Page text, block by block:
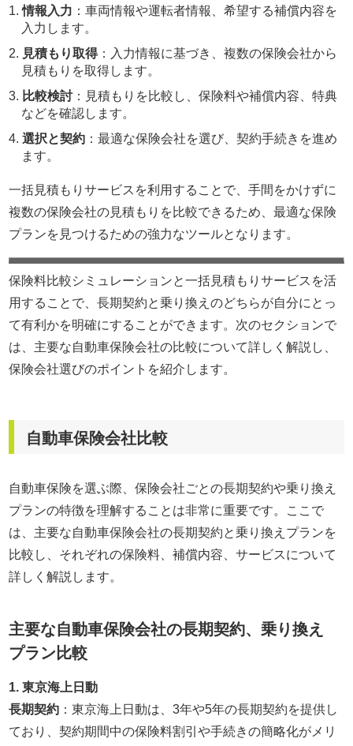
情報入力 ：車両情報や運転者情報、希望する補償内容を
入力します。
見積もり取得：入力情報に基づき、複数の保険会社から
見積もりを取得します。
比較検討：見積もりを比較し、保険料や補償内容、特典
などを確認します。
選択と契約 ：最適な保険会社を選び、契約手続きを進め
ます。
一括見積もりサービスを利用することで、手間をかけずに
複数の保険会社の見積もりを比較できるため、最適な保険
プランを見つけるための強力なツールとなります。
保険料比較シミュレーションと一括見積もりサービスを活
用することで、長期契約と乗り換えのどちらが自分にとっ
て有利かを明確にすることができます。次のセクションで
は、主要な自動車保険会社の比較について詳しく解説し、
保険会社選びのポイントを紹介します。
自動車保険会社比較
自動車保険を選ぶ際、保険会社ごとの長期契約や乗り換え
プランの特徴を理解することは非常に重要です。ここで
は、主要な自動車保険会社の長期契約と乗り換えプランを
比較し、それぞれの保険料、補償内容、サービスについて
詳しく解説します。
主要な自動車保険会社の長期契約、乗り換え
プラン比較
1. 東京海上日動
長期契約 ：東京海上日動は、3年や5年の長期契約を提供し
ており、契約期間中の保険料割引や手続きの簡略化がメリ